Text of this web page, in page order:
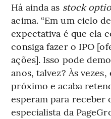
Há ainda as stock
acima. “Em um ciclo
expectativa é que ela
consiga fazer o IPO
ações]. Isso pode
anos, talvez? Às
próximo e acaba
esperam para receber
especialista da